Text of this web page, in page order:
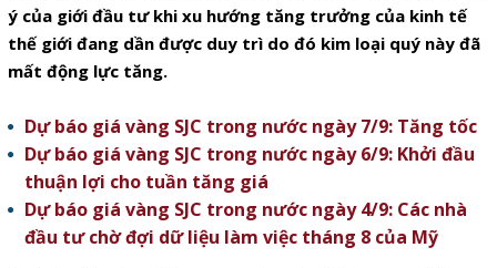
ý của giới đầu tư khi xu hướng tăng trưởng của kinh tế
thế giới đang dần được duy trì do đó kim loại quý này đã
mất động lực tăng.
Dự báo giá vàng SJC trong nước ngày 7/9: Tăng tốc
Dự báo giá vàng SJC trong nước ngày 6/9: Khởi đầu
thuận lợi cho tuần tăng giá
Dự báo giá vàng SJC trong nước ngày 4/9: Các nhà
đầu tư chờ đợi dữ liệu làm việc tháng 8 của Mỹ